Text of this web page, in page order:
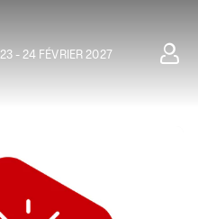
23 - 24 FÉVRIER 2027